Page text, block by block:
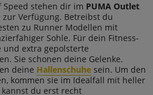
Speed stehen dir im PUMA Outlet
Verfügung. Betreibst du
zu Runner Modellen mit
Sohle. Für dein Fitness-
extra gepolsterte
Sie schonen deine Gelenke.
deine Hallenschuhe sein. Um den
kommen sie im Idealfall mit heller
du erst recht